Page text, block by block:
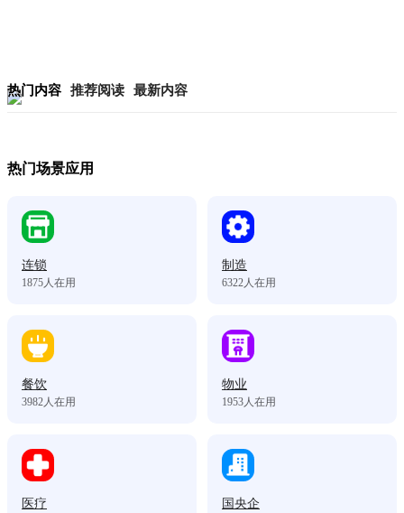
热门内容 推荐阅读 最新内容
热门场景应用
连锁
1875人在用
制造
6322人在用
餐饮
3982人在用
物业
1953人在用
医疗 国央企